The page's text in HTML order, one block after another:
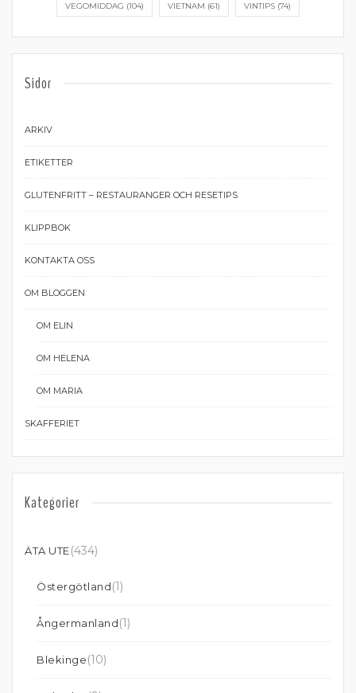
VEGOMIDDAG (104) VIETNAM (61) VINTIPS (74)
Sidor
ARKIV
ETIKETTER
GLUTENFRITT – RESTAURANGER OCH RESETIPS
KLIPPBOK
KONTAKTA OSS
OM BLOGGEN
OM ELIN
OM HELENA
OM MARIA
SKAFFERIET
Kategorier
ÄTA UTE(434)
Östergötland(1)
Ångermanland(1)
Blekinge(10)